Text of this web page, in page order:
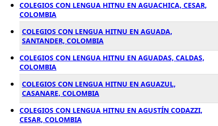
COLEGIOS CON LENGUA HITNU EN AGUACHICA, CESAR,
COLOMBIA
COLEGIOS CON LENGUA HITNU EN AGUADA,
SANTANDER, COLOMBIA
COLEGIOS CON LENGUA HITNU EN AGUADAS, CALDAS,
COLOMBIA
COLEGIOS CON LENGUA HITNU EN AGUAZUL,
CASANARE, COLOMBIA
COLEGIOS CON LENGUA HITNU EN AGUSTÍN CODAZZI,
CESAR, COLOMBIA